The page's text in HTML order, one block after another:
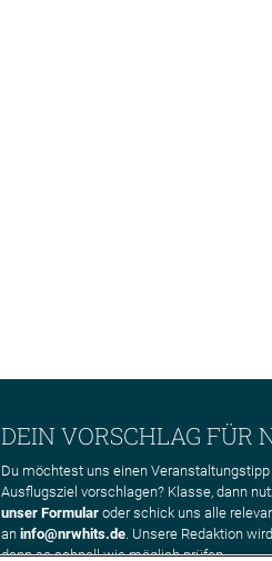
DEIN VORSCHLAG FÜR
Du möchtest uns einen Veranstaltungstipp
Ausflugsziel vorschlagen? Klasse, dann
unser Formular oder schick uns alle
an info@nrwhits.de. Unsere Redaktion
dann so schnell wie möglich prüfen.